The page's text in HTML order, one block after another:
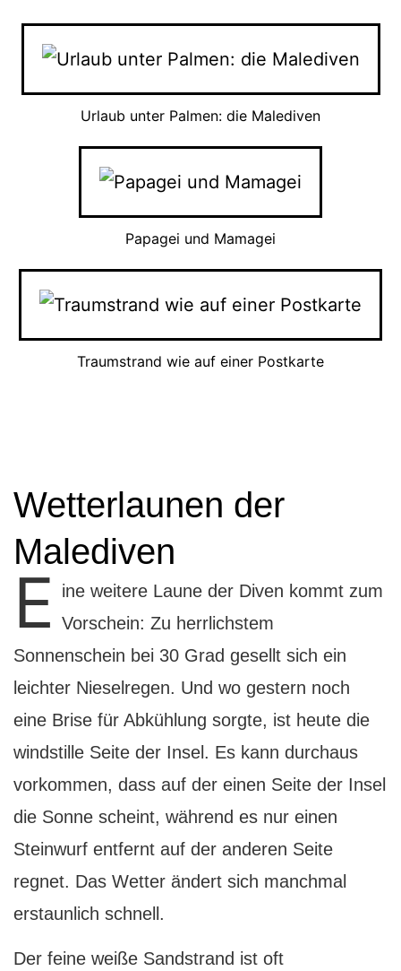
Urlaub unter Palmen: die Malediven
Papagei und Mamagei
Traumstrand wie auf einer Postkarte
Wetterlaunen der
Malediven
E
ine weitere Laune der Diven kommt zum
Vorschein: Zu herrlichstem
Sonnenschein bei 30 Grad gesellt sich ein
leichter Nieselregen. Und wo gestern noch
eine Brise für Abkühlung sorgte, ist heute die
windstille Seite der Insel. Es kann durchaus
vorkommen, dass auf der einen Seite der Insel
die Sonne scheint, während es nur einen
Steinwurf entfernt auf der anderen Seite
regnet. Das Wetter ändert sich manchmal
erstaunlich schnell.
Der feine weiße Sandstrand ist oft